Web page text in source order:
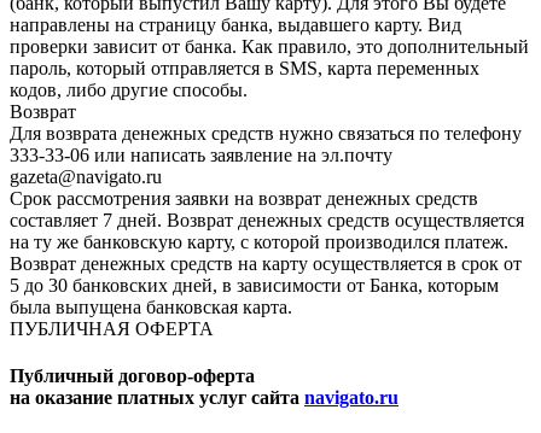
направлены на страницу банка, выдавшего карту. Вид
проверки зависит от банка. Как правило, это дополнительный
пароль, который отправляется в SMS, карта переменных
кодов, либо другие способы.
Возврат
Для возврата денежных средств нужно связаться по телефону
333-33-06 или написать заявление на эл.почту
gazeta@navigato.ru
Срок рассмотрения заявки на возврат денежных средств
составляет 7 дней. Возврат денежных средств осуществляется
на ту же банковскую карту, с которой производился платеж.
Возврат денежных средств на карту осуществляется в срок от
5 до 30 банковских дней, в зависимости от Банка, которым
была выпущена банковская карта.
ПУБЛИЧНАЯ ОФЕРТА
Публичный договор-оферта
на оказание платных услуг сайта navigato.ru